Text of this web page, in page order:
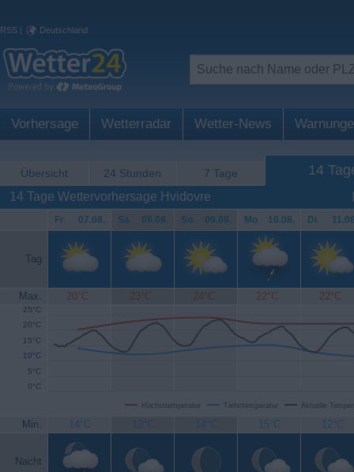
RSS | Deutschland
Vorhersage Wetterradar Wetter-News
Übersicht 24 Stunden 7 Tage 14
14 Tage Wettervorhersage Hvidovre
Fr. 07.08. Sa. 08.08. So. 09.08. Mo. 10.08. Di.
Tag
Max. 20°C 23°C 24°C 22°C 22°C
Höchsttemperatur Tiefsttemperatur Aktuelle
0°C
5°C
10°C
15°C
20°C
25°C
Min. 14°C 12°C 14°C 15°C 12°C
Nacht